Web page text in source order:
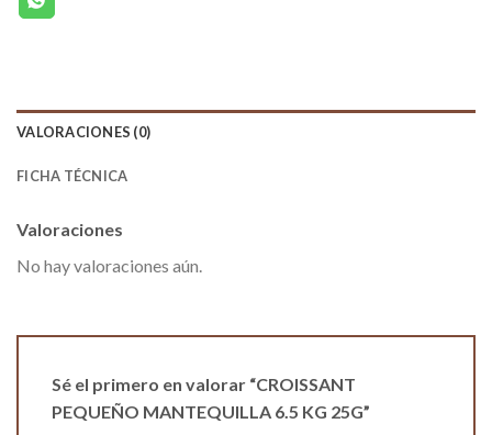
VALORACIONES (0)
FICHA TÉCNICA
Valoraciones
No hay valoraciones aún.
Sé el primero en valorar “CROISSANT
PEQUEÑO MANTEQUILLA 6.5 KG 25G”